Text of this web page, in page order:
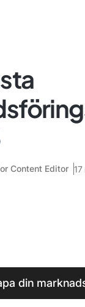
Content Editor
din